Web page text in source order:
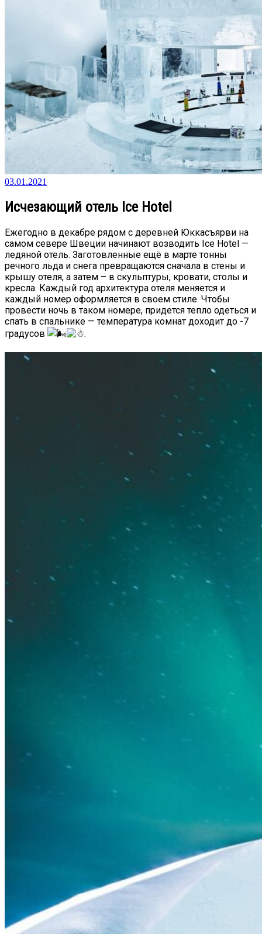
03.01.2021
Исчезающий отель Ice Hotel
Ежегодно в декабре рядом с деревней Юккасъярви на
самом севере Швеции начинают возводить Ice Hotel —
ледяной отель. Заготовленные ещё в марте тонны
речного льда и снега превращаются сначала в стены и
крышу отеля, а затем – в скульптуры, кровати, столы и
кресла. Каждый год архитектура отеля меняется и
каждый номер оформляется в своем стиле. Чтобы
провести ночь в таком номере, придется тепло одеться и
спать в спальнике — температура комнат доходит до -7
градусов
.